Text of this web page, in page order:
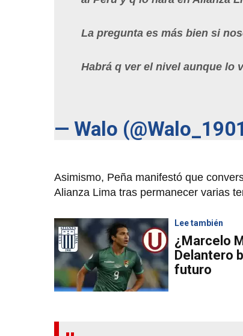
La pregunta es más bien si
Habrá q ver el nivel aunque lo
— Walo
Asimismo, Peña manifestó que
Alianza Lima tras permanecer varias
Lee también
¿Marcelo
Delantero
futuro